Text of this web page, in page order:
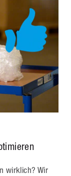
wirklich? Wir